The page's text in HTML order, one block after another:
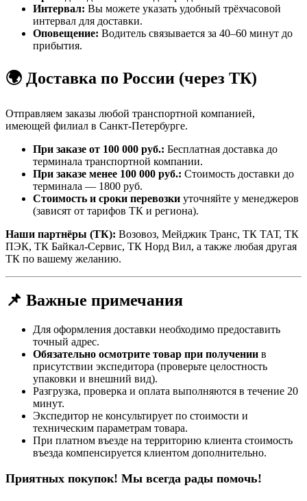
Интервал: Вы можете указать удобный трёхчасовой
интервал для доставки.
Оповещение: Водитель связывается за 40–60 минут до
прибытия.
🌍 Доставка по России (через ТК)
Отправляем заказы любой транспортной компанией,
имеющей филиал в Санкт-Петербурге.
При заказе от 100 000 руб.: Бесплатная доставка до
терминала транспортной компании.
При заказе менее 100 000 руб.: Стоимость доставки до
терминала — 1800 руб.
Стоимость и сроки перевозки уточняйте у менеджеров
(зависят от тарифов ТК и региона).
Наши партнёры (ТК): Возовоз, Мейджик Транс, ТК ТАТ, ТК
ПЭК, ТК Байкал-Сервис, ТК Норд Вил, а также любая другая
ТК по вашему желанию.
📌 Важные примечания
Для оформления доставки необходимо предоставить
точный адрес.
Обязательно осмотрите товар при получении в
присутствии экспедитора (проверьте целостность
упаковки и внешний вид).
Разгрузка, проверка и оплата выполняются в течение 20
минут.
Экспедитор не консультирует по стоимости и
техническим параметрам товара.
При платном въезде на территорию клиента стоимость
въезда компенсируется клиентом дополнительно.
Приятных покупок! Мы всегда рады помочь!